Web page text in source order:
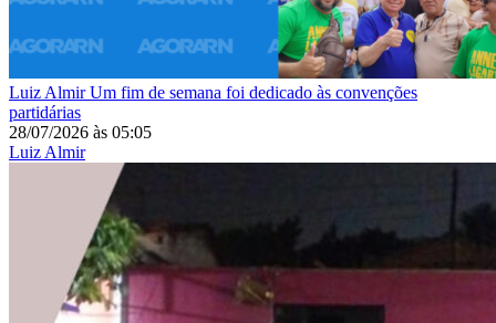
Luiz AlmirUm fim de semana foi dedicado às convenções
partidárias
28/07/2026 às 05:05
Luiz Almir